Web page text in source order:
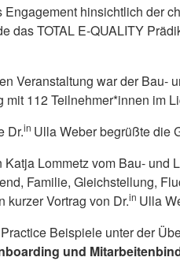
Engagement hinsichtlich der
das TOTAL E-QUALITY
Veranstaltung war der Bau-
112 Teilnehmer*innen im
Dr.in Ulla Weber begrüßte die
Lommetz vom Bau- und
Familie, Gleichstellung,
kurzer Vortrag von Dr.in Ulla
Beispiele unter der
und